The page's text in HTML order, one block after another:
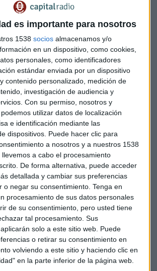
es importante para nosotros
1538 socios almacenamos y/o
en un dispositivo, como cookies,
personales, como identificadores
estándar enviada por un dispositivo
contenido personalizado, medición de
investigación de audiencia y
Con su permiso, nosotros y
utilizar datos de localización
e identificación mediante las
dispositivos. Puede hacer clic para
a nosotros y a nuestros 1538
a cabo el procesamiento
De forma alternativa, puede acceder
detallada y cambiar sus preferencias
o negar su consentimiento. Tenga en
procesamiento de sus datos personales
de su consentimiento, pero usted tiene
tal procesamiento. Sus
solo a este sitio web. Puede
o retirar su consentimiento en
volviendo a este sitio y haciendo clic en
en la parte inferior de la página web.
sólo a esa persona de forma puntual,
cierto interés por nuestra parte. Hay que
que tipo de clientes están en el evento,
ver qué puntos de conexión puede
haya uno ya no vale para poder
y enfocar el tiro.
atacar el los puntos de conexión más
la labor pedagógica que hacen en un
“Fuster Fabras es un despacho
sobre todo al derecho. Nosotros
y un problemas está bien
no se da. Esa es una labor pedagógica.
del factor relacional. Según Fernando es